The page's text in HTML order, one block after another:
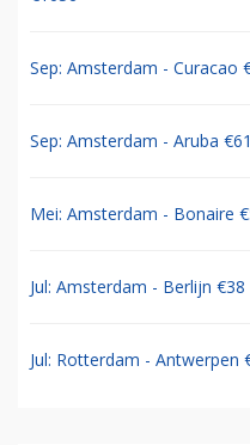
Sep: Amsterdam - Curacao
Sep: Amsterdam - Aruba
Mei: Amsterdam - Bonaire
Jul: Amsterdam - Berlijn €38
Jul: Rotterdam - Antwerpen